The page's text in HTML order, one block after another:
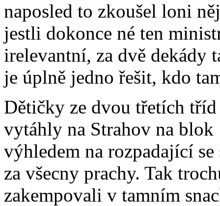
naposled to zkoušel loni
jestli dokonce né ten
irelevantní, za dvě dekády
je úplně jedno řešit, kdo
Dětičky ze dvou třetích
vytáhly na Strahov na
výhledem na rozpadající
za všecny prachy. Tak
zakempovali v tamním